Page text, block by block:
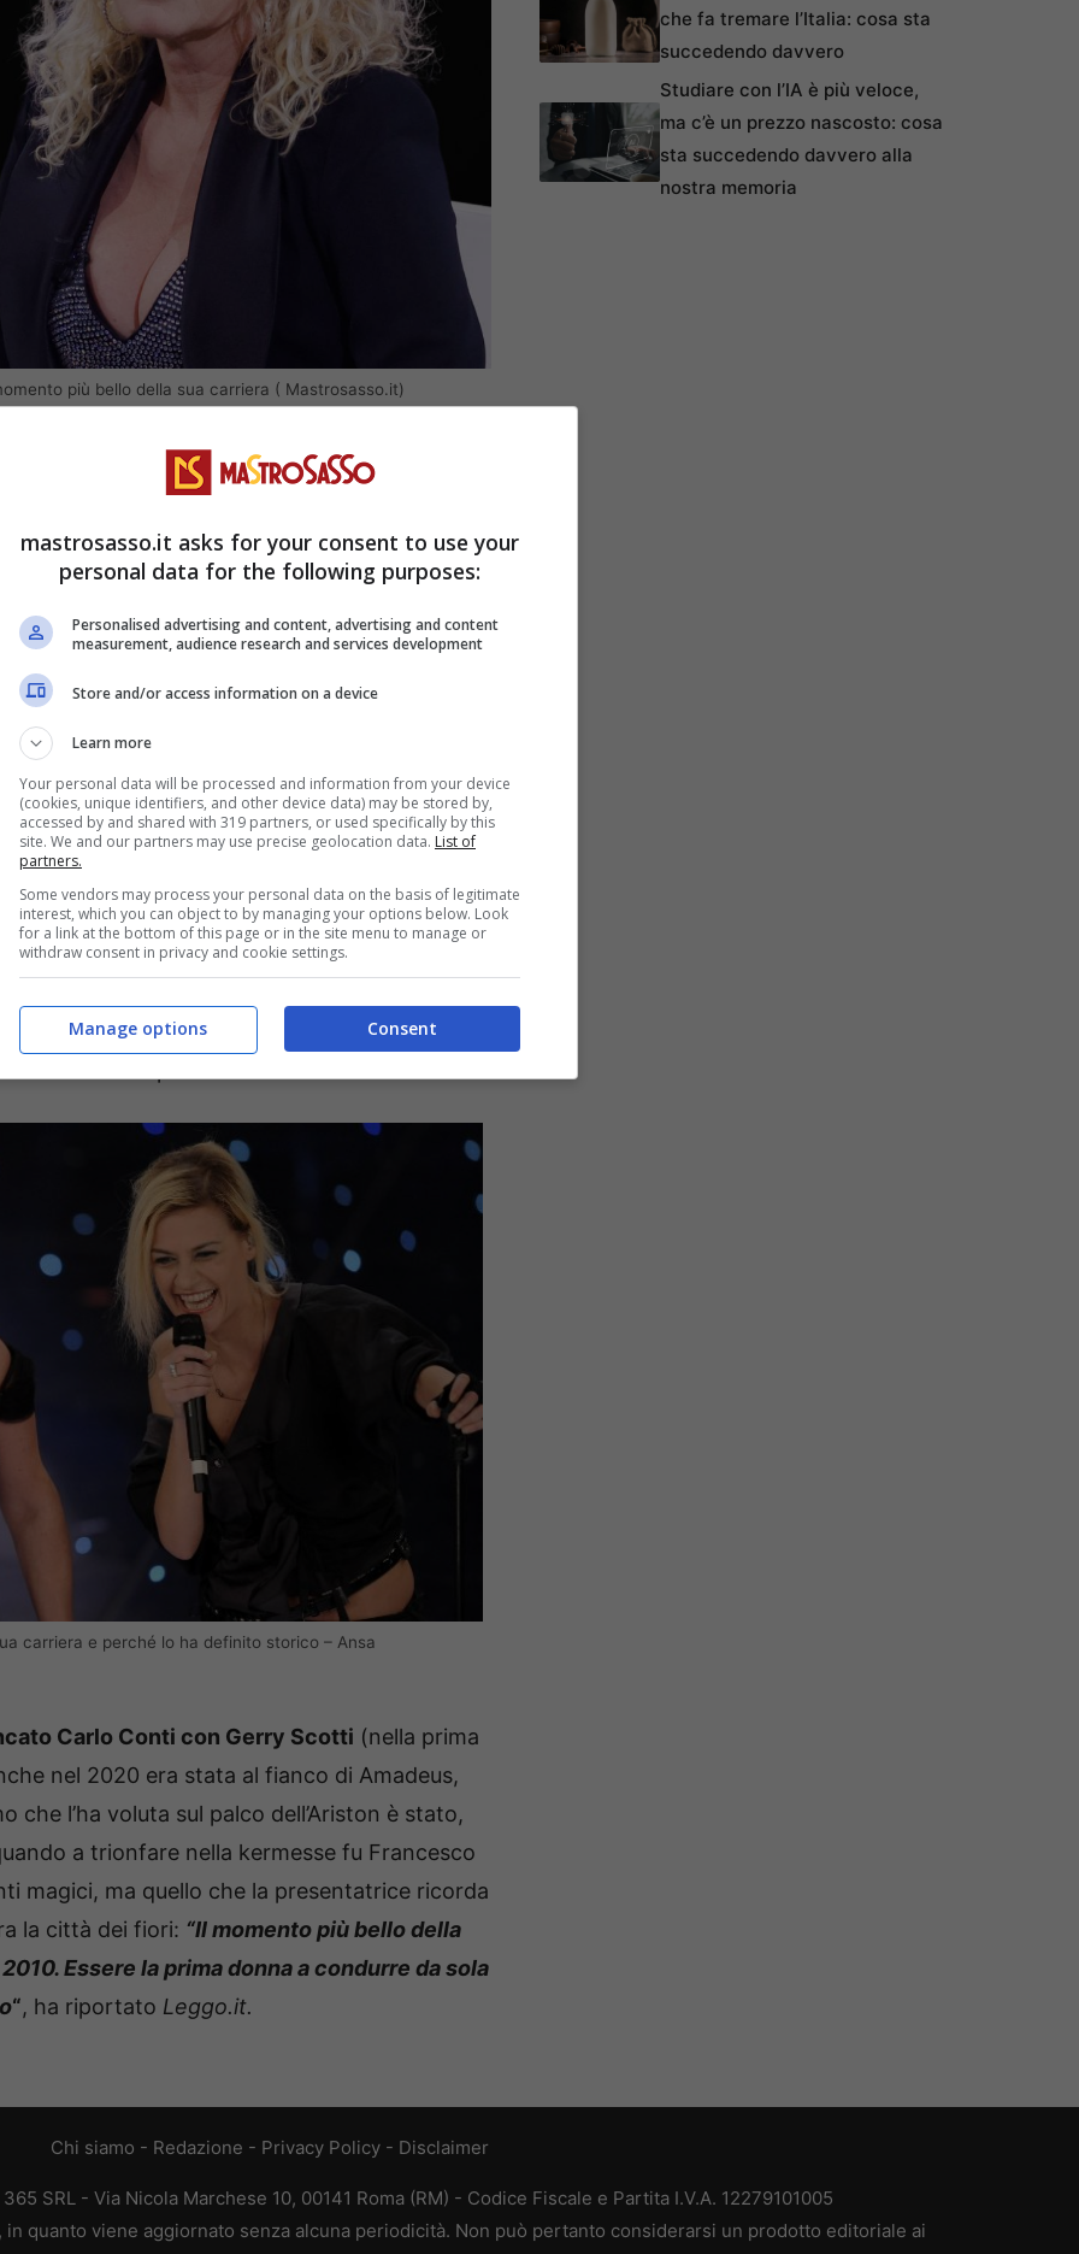
più bello della sua carriera ( Mastrosasso.it)
del 2000, quando (tornata in Rai dopo un
de
La Prova del Cuoco,
della sua esperienza davanti alle
A raccontarlo è stata proprio lei,
Italiana Sport Equestriinsieme al
momento più bello della
definito storico
della semplicità e genuinità la sua cifra.
del nostro piccolo schermo e, nel corso degli
più versatili. La conduttrice ha brillato in
fino al mondo della musica. Oggi al
è stata anche una delle conduttrici più
carriera e perché lo ha definito storico – Ansa
Carlo Conti con Gerry Scotti (nella prima
nel 2020 era stata al fianco di Amadeus,
che l’ha voluta sul palco dell’Ariston è stato,
a trionfare nella kermesse fu Francesco
magici, ma quello che la presentatrice ricorda
la città dei fiori: “Il momento più bello della
Essere la prima donna a condurre da sola
“, ha riportato Leggo.it.
che fa tremare l’Italia: cosa sta
succedendo davvero
Studiare con l’IA è più veloce,
ma c’è un prezzo nascosto: cosa
sta succedendo davvero alla
nostra memoria
Chi siamo - Redazione - Privacy Policy - Disclaimer
SRL - Via Nicola Marchese 10, 00141 Roma (RM) - Codice Fiscale e Partita I.V.A. 12279101005
quanto viene aggiornato senza alcuna periodicità. Non può pertanto considerarsi un prodotto editoriale ai
mastrosasso.it asks for your consent to use your
personal data for the following purposes:
Personalised advertising and content, advertising and content
measurement, audience research and services development
Store and/or access information on a device
Learn more
Your personal data will be processed and information from your device
(cookies, unique identifiers, and other device data) may be stored by,
accessed by and shared with 319 partners, or used specifically by this
site. We and our partners may use precise geolocation data. List of
partners.
Some vendors may process your personal data on the basis of legitimate
interest, which you can object to by managing your options below. Look
for a link at the bottom of this page or in the site menu to manage or
withdraw consent in privacy and cookie settings.
Consent
Manage options